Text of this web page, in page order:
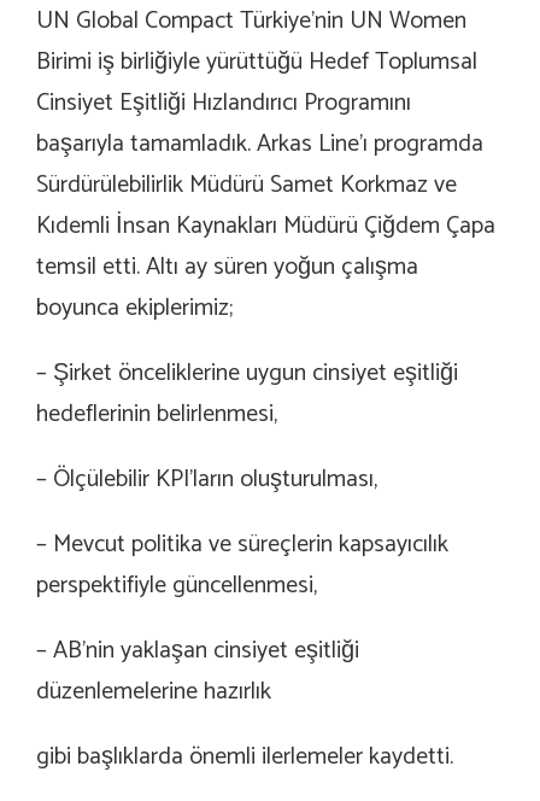
UN Global Compact Türkiye’nin UN Women
Birimi iş birliğiyle yürüttüğü Hedef Toplumsal
Cinsiyet Eşitliği Hızlandırıcı Programını
başarıyla tamamladık.Arkas Line’ı programda
Sürdürülebilirlik Müdürü Samet Korkmaz ve
Kıdemli İnsan Kaynakları Müdürü Çiğdem Çapa
temsil etti. Altı ay süren yoğun çalışma
boyunca ekiplerimiz;
– Şirket önceliklerine uygun cinsiyet eşitliği
hedeflerinin belirlenmesi,
– Ölçülebilir KPI’ların oluşturulması,
– Mevcut politika ve süreçlerin kapsayıcılık
perspektifiyle güncellenmesi,
– AB’nin yaklaşan cinsiyet eşitliği
düzenlemelerine hazırlık
gibi başlıklarda önemli ilerlemeler kaydetti.